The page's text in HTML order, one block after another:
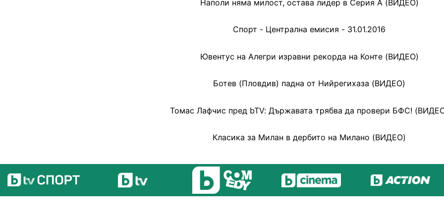
Наполи няма милост, остава лидер в Серия А (ВИДЕО)
Спорт - Централна емисия - 31.01.2016
Ювентус на Алегри изравни рекорда на Конте (ВИДЕО)
Ботев (Пловдив) падна от Нийрегихаза (ВИДЕО)
Томас Лафчис пред bTV: Държавата трябва да провери БФС!
Класика за Милан в дербито на Милано (ВИДЕО)